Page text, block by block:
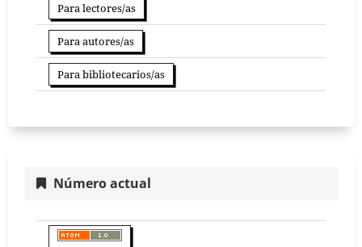
Para lectores/as
Para autores/as
Para bibliotecarios/as
Número actual